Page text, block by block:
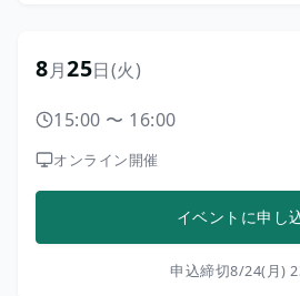
8月25日(火)
15:00 〜 16:00
オンライン開催
イベントに申し
申込締切8/24(月)